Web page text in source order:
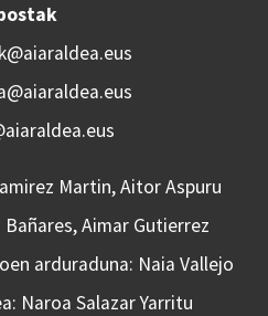
Martin, Aitor Aspuru
Aimar Gutierrez
arduraduna: Naia Vallejo
Naroa Salazar Yarritu